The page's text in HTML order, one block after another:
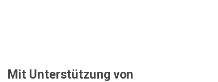
Mit Unterstützung von